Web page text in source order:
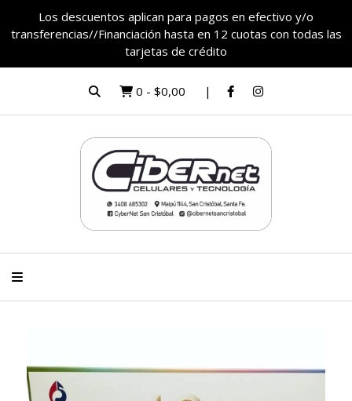
Los descuentos aplican para pagos en efectivo y/o
transferencias//Financiación hasta en 12 cuotas con todas las
tarjetas de crédito
0 - $0,00